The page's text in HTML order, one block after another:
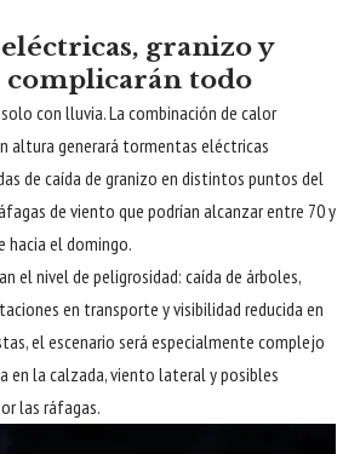
granizo y
complicarán todo
con lluvia. La combinación de calor
altura generará tormentas eléctricas
de caída de granizo en distintos puntos del
de viento que podrían alcanzar entre 70 y
hacia el domingo.
el nivel de peligrosidad: caída de árboles,
en transporte y visibilidad reducida en
el escenario será especialmente complejo
en la calzada, viento lateral y posibles
las ráfagas.